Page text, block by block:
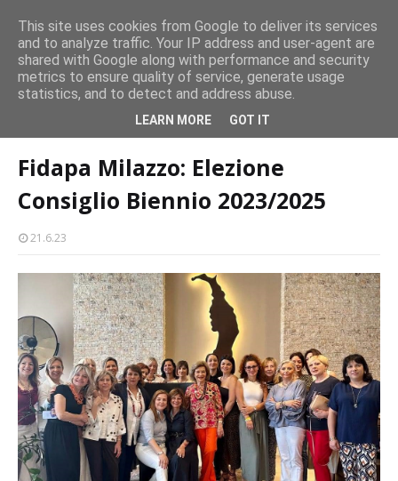
Milazzo 28ª Sagra del Pesce a Vaccarella: il programma
EVENTI
Fidapa Milazzo: Elezione Consiglio Biennio
Fidapa Milazzo: Elezione
Consiglio Biennio 2023/2025
21.6.23
This site uses cookies from Google to deliver its services
and to analyze traffic. Your IP address and user-agent are
shared with Google along with performance and security
metrics to ensure quality of service, generate usage
statistics, and to detect and address abuse.
LEARN MORE GOT IT